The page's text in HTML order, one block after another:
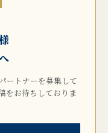
ートナーを募集して
をお待ちしておりま